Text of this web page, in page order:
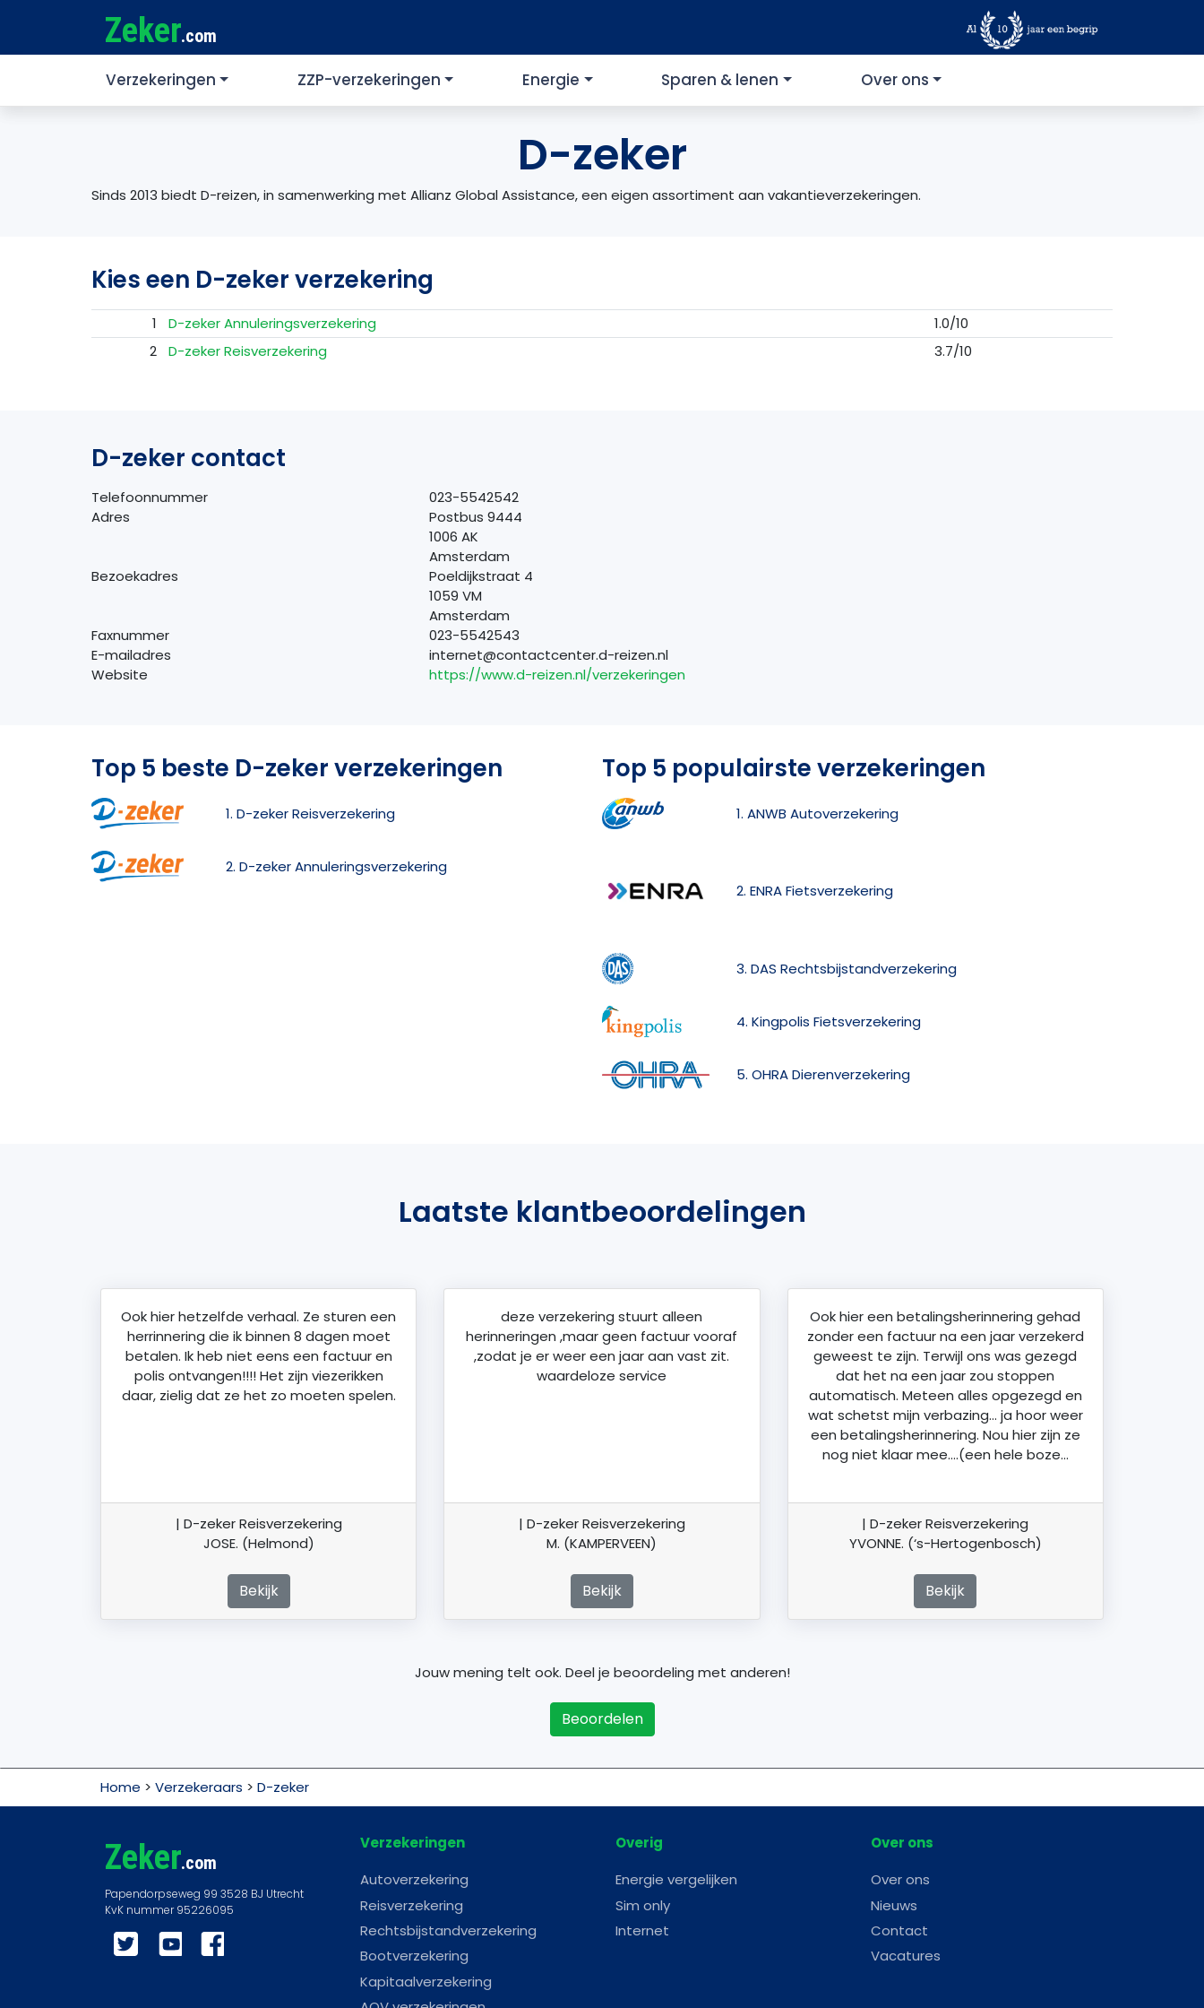
Zeker.com
Verzekeringen ZZP-verzekeringen Energie Sparen & lenen Over ons
D-zeker
Sinds 2013 biedt D-reizen, in samenwerking met Allianz Global Assistance, een eigen assortiment aan vakantieverzekeringen.
Kies een D-zeker verzekering
1 D-zeker Annuleringsverzekering
1.0/10
2
D-zeker Reisverzekering 3.7/10
D-zeker contact
Telefoonnummer
023-5542542
Adres
Postbus 9444
1006 AK
Amsterdam
Bezoekadres
Poeldijkstraat 4
1059 VM
Amsterdam
Faxnummer
023-5542543
E-mailadres
internet@contactcenter.d-reizen.nl
Website
https://www.d-reizen.nl/verzekeringen
Top 5 beste D-zeker verzekeringen
1. D-zeker Reisverzekering
2. D-zeker Annuleringsverzekering
Top 5 populairste verzekeringen
1. ANWB Autoverzekering
2. ENRA Fietsverzekering
3. DAS Rechtsbijstandverzekering
4. Kingpolis Fietsverzekering
5. OHRA Dierenverzekering
Laatste klantbeoordelingen
Ook hier hetzelfde verhaal. Ze sturen een
herrinnering die ik binnen 8 dagen moet
betalen. Ik heb niet eens een factuur en
polis ontvangen!!!! Het zijn viezerikken
daar, zielig dat ze het zo moeten spelen.
| D-zeker Reisverzekering
JOSE. (Helmond)
Bekijk
deze verzekering stuurt alleen
herinneringen ,maar geen factuur vooraf
,zodat je er weer een jaar aan vast zit.
waardeloze service
| D-zeker Reisverzekering
M. (KAMPERVEEN)
Bekijk
Ook hier een betalingsherinnering gehad
zonder een factuur na een jaar verzekerd
geweest te zijn. Terwijl ons was gezegd
dat het na een jaar zou stoppen
automatisch. Meteen alles opgezegd en
wat schetst mijn verbazing… ja hoor weer
een betalingsherinnering. Nou hier zijn ze
nog niet klaar mee….(een hele boze…
| D-zeker Reisverzekering
YVONNE. (‘s-Hertogenbosch)
Bekijk
Jouw mening telt ook. Deel je beoordeling met anderen!
Beoordelen
Home > Verzekeraars > D-zeker
Zeker.com
Twitter YouTube
Verzekeringen
Autoverzekering
Reisverzekering
Rechtsbijstandverzekering
Bootverzekering
Kapitaalverzekering
Overig
Energie vergelijken
Sim only
Internet
Over ons
Over ons
Nieuws
Contact
Vacatures